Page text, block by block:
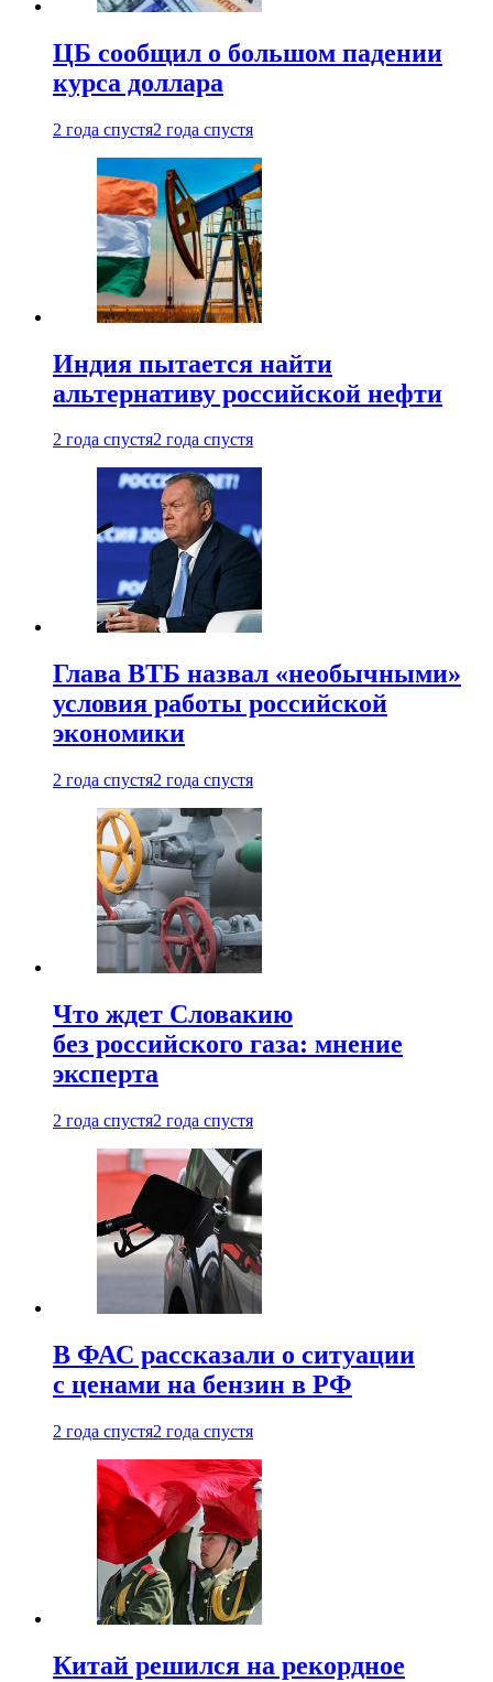
ЦБ сообщил о большом падении
курса доллара
2 года спустя2 года спустя
Индия пытается найти
альтернативу российской нефти
2 года спустя2 года спустя
Глава ВТБ назвал «необычными»
условия работы российской
экономики
2 года спустя2 года спустя
Что ждет Словакию
без российского газа: мнение
эксперта
2 года спустя2 года спустя
В ФАС рассказали о ситуации
с ценами на бензин в РФ
2 года спустя2 года спустя
Китай решился на рекордное